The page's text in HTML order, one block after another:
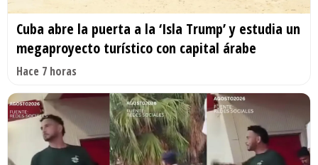
Cuba abre la puerta a la ‘Isla Trump’ y estudia un
megaproyecto turístico con capital árabe
Hace 7 horas